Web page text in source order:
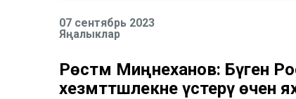
07 сентябрь 2023
Яңалыклар
Рөстәм Миңнеханов: Бүген
хезмәттәшлекне үстерү